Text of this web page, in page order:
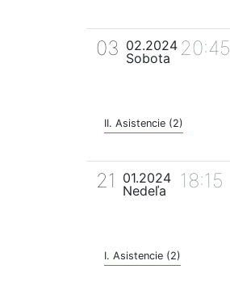
03 02.2024
Sobota
20:45
II. Asistencie (2)
21
01.2024
Nedeľa
18:15
I. Asistencie (2)